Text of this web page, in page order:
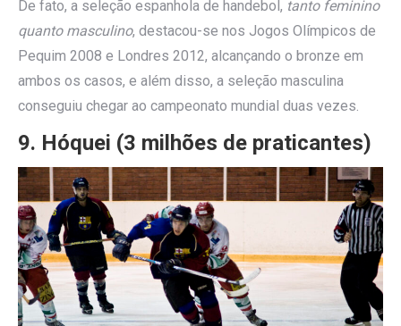
De fato, a seleção espanhola de handebol, tanto feminino
quanto masculino, destacou-se nos Jogos Olímpicos de
Pequim 2008 e Londres 2012, alcançando o bronze em
ambos os casos, e além disso, a seleção masculina
conseguiu chegar ao campeonato mundial duas vezes.
9. Hóquei (3 milhões de praticantes)